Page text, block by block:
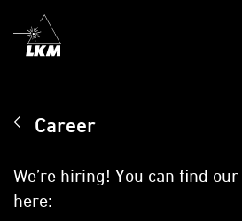
Career
We’re hiring! You can find
here: